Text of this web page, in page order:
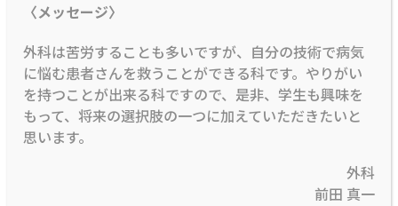
〈メッセージ〉
外科は苦労することも多いですが、自分の技術で病気
に悩む患者さんを救うことができる科です。やりがい
を持つことが出来る科ですので、是非、学生も興味を
もって、将来の選択肢の一つに加えていただきたいと
思います。
外科
前田 真一